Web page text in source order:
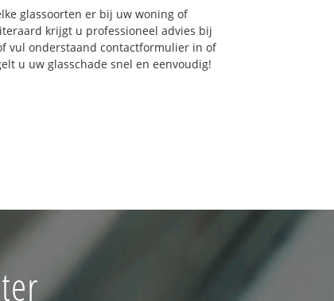
glassoorten er bij uw woning of
krijgt u professioneel advies bij
vul onderstaand contactformulier in of
u uw glasschade snel en eenvoudig!